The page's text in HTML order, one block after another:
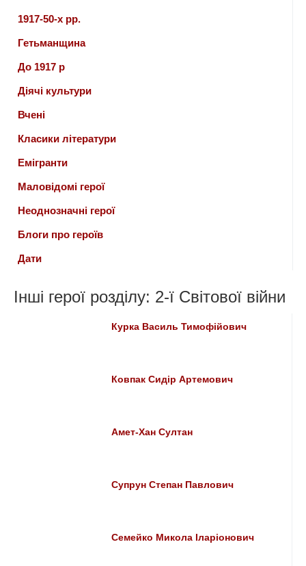
1917-50-х рр.
Гетьманщина
До 1917 р
Діячі культури
Вчені
Класики літератури
Емігранти
Маловідомі герої
Неоднозначні герої
Блоги про героїв
Дати
Інші герої розділу: 2-ї Світової війни
Курка Василь Тимофійович
Ковпак Сидір Артемович
Амет-Хан Султан
Супрун Степан Павлович
Семейко Микола Іларіонович